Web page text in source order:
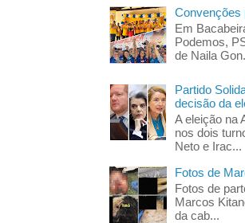
Convenções
Em
Podemos,
de Naila
Partido
decisão da
A eleição na
nos dois
Neto e Irac...
Fotos de
Fotos de
Marcos
da cab...